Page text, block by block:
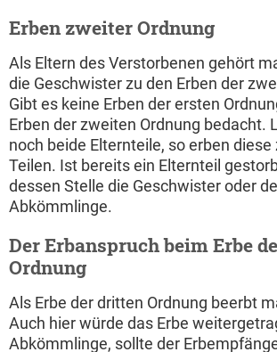
Erben zweiter Ordnung
Als Eltern des Verstorbenen gehört
die Geschwister zu den Erben der
Gibt es keine Erben der ersten
Erben der zweiten Ordnung bedacht.
noch beide Elternteile, so erben diese
Teilen. Ist bereits ein Elternteil
dessen Stelle die Geschwister oder
Abkömmlinge.
Der Erbanspruch beim Erbe
Ordnung
Als Erbe der dritten Ordnung beerbt
Auch hier würde das Erbe
Abkömmlinge, sollte der